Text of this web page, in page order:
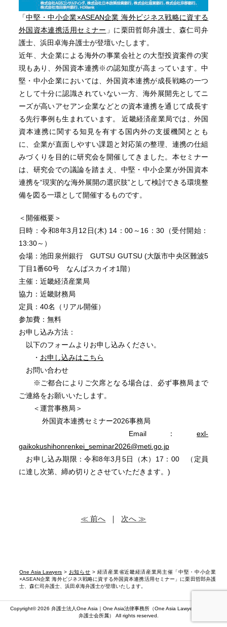
One Asia Lawyers > お知らせ > 経済産業省近畿経済産業局主催「中堅・中小企業
×ASEAN企業 海外ビジネス戦略に資する外国資本連携活用セミナー」に栗田哲郎弁護
士、森仁司弁護士、浜田卓海弁護士が登壇いたします。
「中堅・中小企業×ASEAN企業 海外ビジネス戦略に資する
外国資本連携活用セミナー 」に栗田哲郎弁護士、森仁司弁
護士、浜田卓海弁護士が登壇いたします。
近年、大企業による海外の事業会社との大型投資案件の実
現もあり、外国資本連携※の認知度が高まっています。中
堅・中小企業においては、外国資本連携が成長戦略の一つ
として十分に認識されていない一方、海外展開先としてニ
ーズが高いアセアン企業などとの資本連携を通じて成長す
る先行事例も生まれています。 近畿経済産業局では、外国
資本連携に関する知見を有する国内外の支援機関ととも
に、企業が直面しやすい課題と対応策の整理、連携の仕組
みづくりを目的に研究会を開催してきました。本セミナー
は、研究会での議論を踏まえ、中堅・中小企業が外国資本
連携を“現実的な海外展開の選択肢”として検討できる環境整
備を図る一環として開催するものです。
＜開催概要＞
日時：令和8年3月12日(木) 14：00～16：30（受付開始：
13:30～）
会場：池田泉州銀行 GUTSU GUTSU (大阪市中央区難波5
丁目1番60号 なんばスカイオ1階）
主催：近畿経済産業局
協力：近畿財務局
定員：40名（リアル開催）
参加費：無料
お申し込み方法：
以下のフォームよりお申し込みください。
・ お申し込みはこちら
お問い合わせ
※ご都合によりご欠席となる場合は、必ず事務局まで
ご連絡をお願いいたします。
＜運営事務局＞
外国資本連携セミナー2026事務局
Email：exl-
gaikokushihonrenkei_seminar2026@meti.go.jp
お申し込み期限：令和8年3月5日（木）17：00 （定員
に達し次第、締め切りとさせていただきます。)
≪ 前へ ｜ 次へ ≫
Copyright© 2026 弁護士法人One Asia｜One Asia法律事務所（One Asia Lawyers
弁護士会所属） All rights reserved.